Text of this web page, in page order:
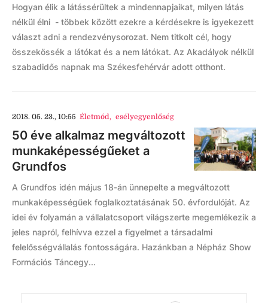
Hogyan élik a látássérültek a mindennapjaikat, milyen látás
nélkül élni - többek között ezekre a kérdésekre is igyekezett
választ adni a rendezvénysorozat. Nem titkolt cél, hogy
összekössék a látókat és a nem látókat. Az Akadályok nélkül
szabadidős napnak ma Székesfehérvár adott otthont.
2018. 05. 23., 10:55 Életmód, esélyegyenlőség
50 éve alkalmaz megváltozott
munkaképességűeket a
Grundfos
A Grundfos idén május 18-án ünnepelte a megváltozott
munkaképességűek foglalkoztatásának 50. évfordulóját. Az
idei év folyamán a vállalatcsoport világszerte megemlékezik a
jeles napról, felhívva ezzel a figyelmet a társadalmi
felelősségvállalás fontosságára. Hazánkban a Népház Show
Formációs Táncegy...